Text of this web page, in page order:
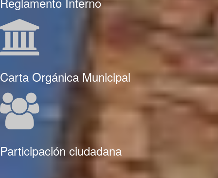
Carta Orgánica Municipal
Participación ciudadana